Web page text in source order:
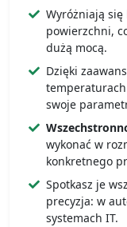
Wyróżniają się
powierzchni,
dużą mocą.
Dzięki
temperaturach
swoje
wykonać w
konkretnego
Spotkasz je
precyzja: w
systemach IT.